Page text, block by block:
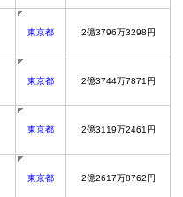
東京都 2億3796万3298円
東京都 2億3744万7871円
東京都 2億3119万2461円
東京都 2億2617万8762円